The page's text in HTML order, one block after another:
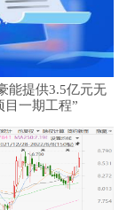
能提供3.5亿元无
目一期工程”